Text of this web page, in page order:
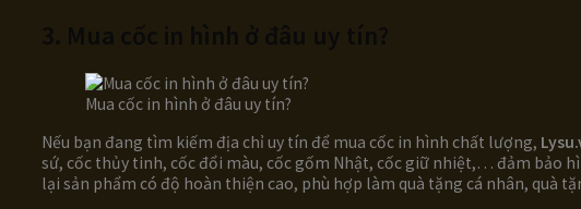
Mua cốc in hình ở đâu uy tín?
Nếu bạn đang tìm kiếm địa chỉ uy tín để mua cốc in hình chất lượng,
sứ, cốc thủy tinh, cốc đổi màu, cốc gốm Nhật, cốc giữ nhiệt,… đảm bảo
lại sản phẩm có độ hoàn thiện cao, phù hợp làm quà tặng cá nhân, quà